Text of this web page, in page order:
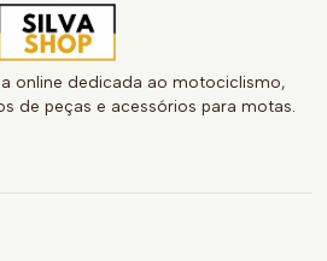
online dedicada ao motociclismo,
de peças e acessórios para motas.